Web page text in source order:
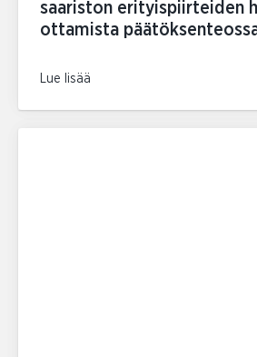
saariston erityispiirteiden
ottamista
Lue lisää